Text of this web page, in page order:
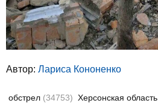
Автор: Лариса Кононенко
обстрел (34753) Херсонская область